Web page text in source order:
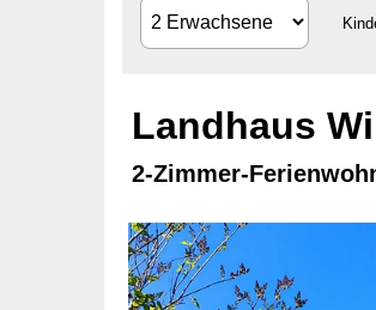
Landhaus
2-Zimmer-